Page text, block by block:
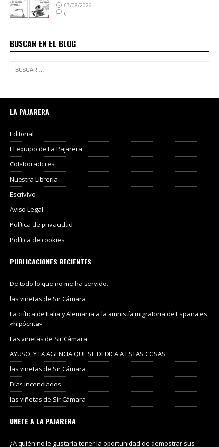
03/08/2026
0
BUSCAR EN EL BLOG
LA PAJARERA
Editorial
El equipo de La Pajarera
Colaboradores
Nuestra Libreria
Escrivivo
Aviso Legal
Política de privacidad
Política de cookies
PUBLICACIONES RECIENTES
De todo lo que no me ha servido.
las viñetas de Sir Cámara
La crítica de Italia y Alemania a la amnistía migratoria de España es
«hipócrita».
Las viñetas de Sir Cámara
AYUSO, Y LA AGENCIA QUE SE DEDICA A ESTAS COSAS
las viñetas de Sir Cámara
Días incendiados
las viñetas de Sir Cámara
UNETE A LA PAJARERA
¿A quién no le gustaría tener la oportunidad de demostrar sus